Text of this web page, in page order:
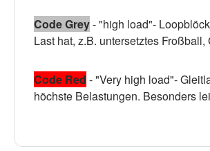
Code Grey- "high load"-
Last hat, z.B. untersetztes
Code Red - "Very high load"-
höchste Belastungen. Besonders